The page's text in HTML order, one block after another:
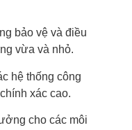
bảo vệ và điều
vừa và nhỏ.
hệ thống công
xác cao.
cho các môi